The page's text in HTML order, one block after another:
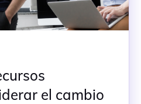
el cambio